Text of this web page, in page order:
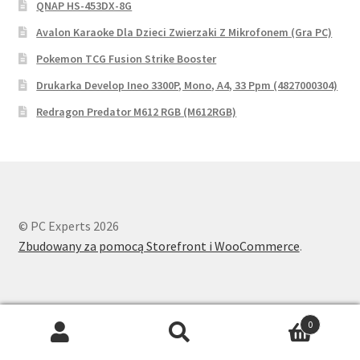
QNAP HS-453DX-8G
Avalon Karaoke Dla Dzieci Zwierzaki Z Mikrofonem (Gra PC)
Pokemon TCG Fusion Strike Booster
Drukarka Develop Ineo 3300P, Mono, A4, 33 Ppm (4827000304)
Redragon Predator M612 RGB (M612RGB)
© PC Experts 2026
Zbudowany za pomocą Storefront i WooCommerce.
0